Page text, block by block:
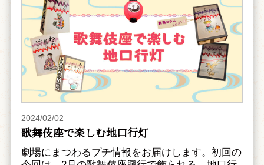
2024/02/02
歌舞伎座で楽しむ地口行灯
劇場にまつわるプチ情報をお届けします。初回の